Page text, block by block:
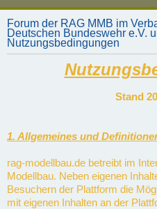
Forum der RAG MMB im
Deutschen Bundeswehr e.V.
Nutzungsbedingungen
Stand
1. Allgemeines und
rag-modellbau.de betreibt im
Modellbau. Neben eigenen
Besuchern der Plattform die
mit eigenen Inhalten an der